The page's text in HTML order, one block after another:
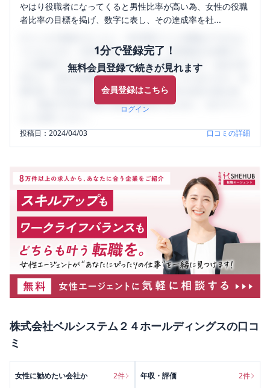
やはり役職者になってくると男性比率が高い為、女性の役職
者比率の目標を掲げ、数字に表し、その達成率を社...
1分で登録完了！
無料会員登録で続きが見れます
会員登録はこちら
ログイン
うになります。SHEHUB(シーハブ)は、女性限定の企業口コ
ミの投稿サイトです。給与面・女性の働きやすさ・会社の評
判など、女性の転職は気にすべき点がたくさんあります。先
輩社員（元社員）の口コミを通して、本当の会社の姿を知
り、将来の不安や現在の悩みを解消するために、ぜひサイト
投稿日：2024/04/03 口コミの詳細
株式会社ベルシステム２４ホールディングスの口コ
ミ
女性に勧めたい会社か 2件 年収・評価 2件